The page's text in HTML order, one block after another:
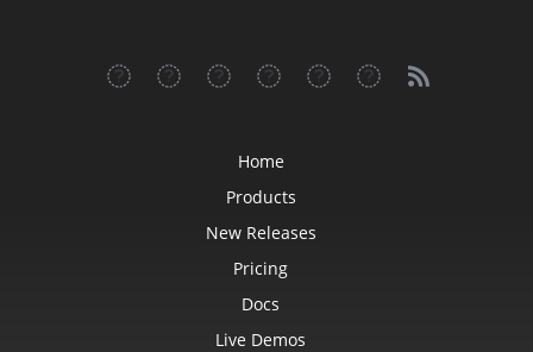
Home
Products
New Releases
Pricing
Docs
Live Demos